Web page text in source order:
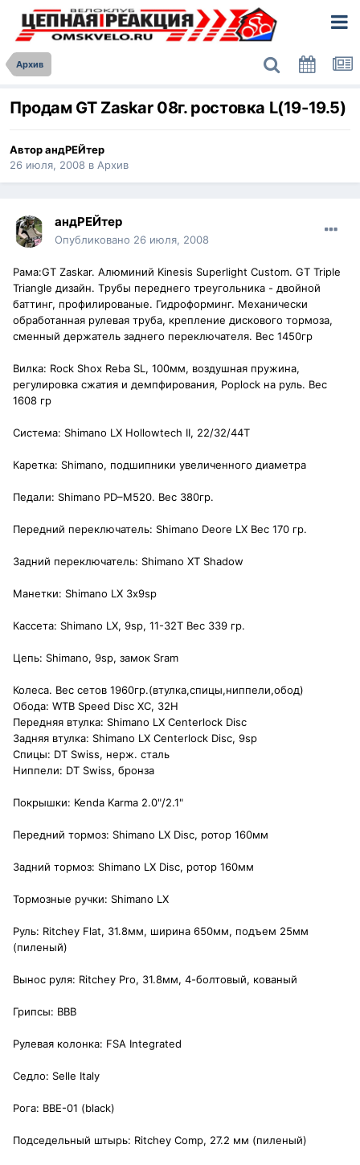
Архив
Продам GT Zaskar 08г. ростовка L(19-19.5)
АвторандРЕЙтер
26 июля, 2008 в Архив
андРЕЙтер
Опубликовано 26 июля, 2008
Рама:GT Zaskar. Алюминий Kinesis Superlight Сustom. GT Triple
Triangle дизайн. Tрубы переднего треугольника - двойной
баттинг, профилированые. Гидроформинг. Механически
обработанная рулевая труба, крепление дискового тормоза,
сменный держатель заднего переключателя. Вес 1450гр
Вилка: Rock Shox Reba SL, 100мм, воздушная пружина,
регулировка сжатия и демпфирования, Poplock на руль. Вес
1608 гр
Система: Shimano LX Hollowtech II, 22/32/44T
Каретка: Shimano, подшипники увеличенного диаметра
Педали: Shimano PD–M520. Вес 380гр.
Передний переключатель: Shimano Deore LX Вес 170 гр.
Задний переключатель: Shimano XT Shadow
Манетки: Shimano LX 3х9sp
Кассета: Shimano LX, 9sp, 11-32T Вес 339 гр.
Цепь: Shimano, 9sp, замок Sram
Колеса. Вес сетов 1960гр.(втулка,спицы,ниппели,обод)
Обода: WTB Speed Disc XC, 32H
Передняя втулка: Shimano LX Centerlock Disc
Задняя втулка: Shimano LX Centerlock Disc, 9sp
Спицы: DT Swiss, нерж. сталь
Ниппели: DT Swiss, бронза
Покрышки: Kenda Karma 2.0"/2.1"
Передний тормоз: Shimano LX Disc, ротор 160мм
Задний тормоз: Shimano LX Disc, ротор 160мм
Тормозные ручки: Shimano LX
Руль: Ritchey Flat, 31.8мм, ширина 650мм, подъем 25мм
(пиленый)
Вынос руля: Ritchey Pro, 31.8мм, 4-болтовый, кованый
Грипсы: BBB
Рулевая колонка: FSA Integrated
Седло: Selle Italy
Рога: BBE-01 (black)
Подседельный штырь: Ritchey Comp, 27.2 мм (пиленый)